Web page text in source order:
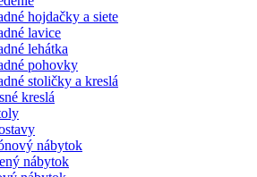
hojdačky a siete
lavice
lehátka
pohovky
stoličky a kreslá
kreslá
nábytok
nábytok